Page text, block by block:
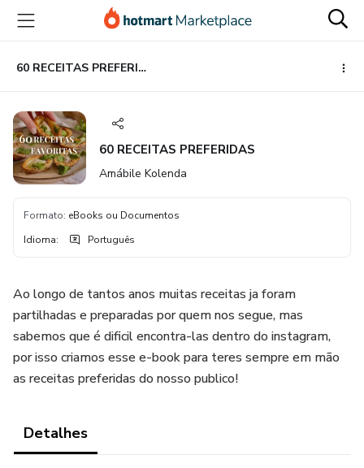
para
conteúdo
principal
para
pagamento
para
rodapé
60 RECEITAS PREFERIDAS
60 RECEITAS PREFERIDAS
Amábile Kolenda
Formato: eBooks ou Documentos
Idioma: Português
Ao longo de tantos anos muitas receitas ja foram
partilhadas e preparadas por quem nos segue, mas
sabemos que é dificil encontra-las dentro do instagram,
por isso criamos esse e-book para teres sempre em mão
as receitas preferidas do nosso publico!
Detalhes